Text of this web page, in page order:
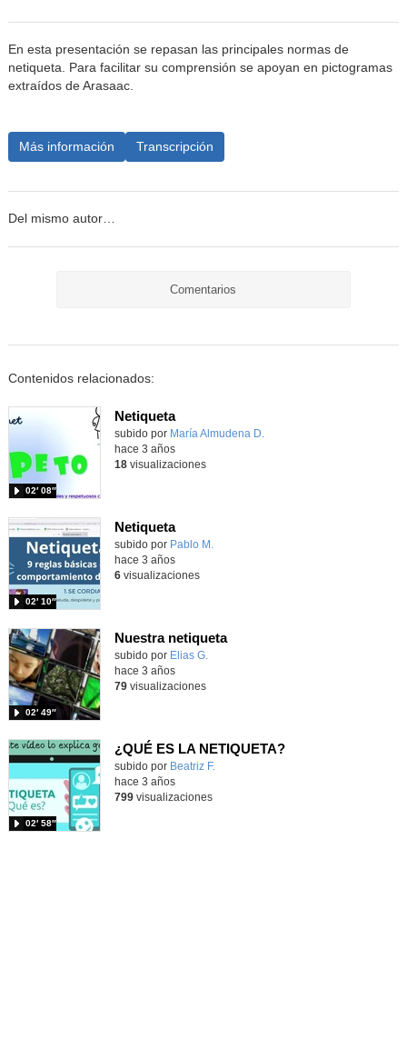
En esta presentación se repasan las principales normas de
netiqueta. Para facilitar su comprensión se apoyan en pictogramas
extraídos de Arasaac.
Más información Transcripción
Del mismo autor…
Comentarios
Contenidos relacionados:
Netiqueta
subido por María Almudena D.
02′ 08″
hace 3 años
18visualizaciones
Netiqueta
Contenido educativo.
subido por Pablo M.
02′ 10″
hace 3 años
6visualizaciones
Nuestra netiqueta
Contenido educativo.
subido por Elias G.
02′ 49″
hace 3 años
79visualizaciones
¿QUÉ ES LA NETIQUETA?
Contenido educativo.
subido por Beatriz F.
02′ 58″
hace 3 años
799visualizaciones